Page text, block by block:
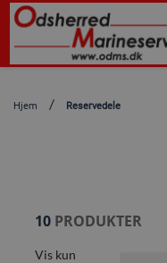
Hjem Reservedele
10PRODUKTER
Vis kun